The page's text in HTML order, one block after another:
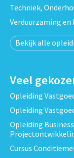
Techniek,
Verduurzaming
Bekijk alle
Veel
Opleiding
Opleiding
Opleiding
Cursus